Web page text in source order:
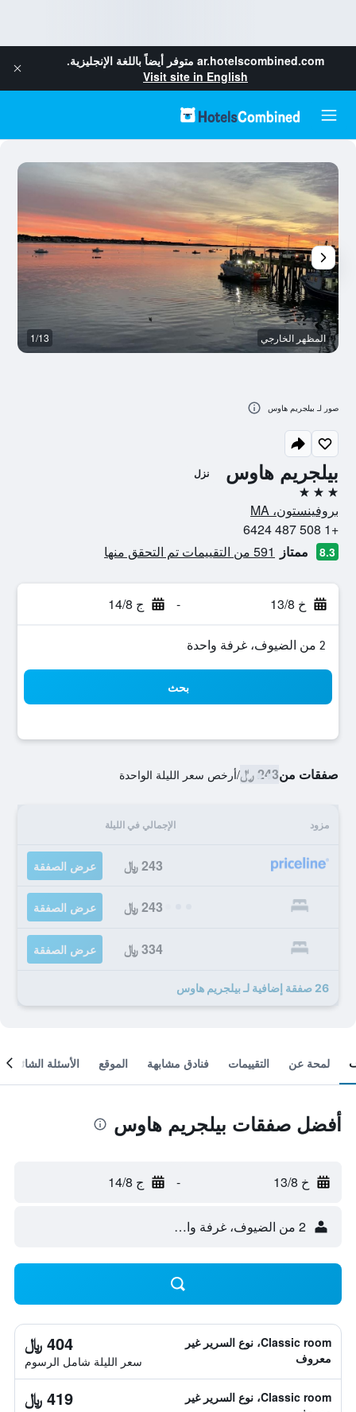
ar.hotelscombined.com متوفر أيضاً باللغة الإنجليزية.
Visit site in English
بيلجريم هاوس نزل
3 نجوم
بروفينستون، MA
+1 508 487 6424
8.3 ممتاز 591 من التقييمات تم التحقق منها
خ 13/8 - ج 14/8
2 من الضيوف، غرفة واحدة
بحث
صفقات من243 ﷼ /أرخص سعر الليلة الواحدة
مزود الإجمالي في الليلة
243 ﷼ عرض الصفقة
243 ﷼ عرض الصفقة
334 ﷼ عرض الصفقة
26 صفقة إضافية لـ بيلجريم هاوس
المظهر الخارجي 1/13
صور لـ بيلجريم هاوس
لمحة عن التقييمات فنادق مشابهة الموقع الأسئلة الشائعة
أفضل صفقات بيلجريم هاوس
خ 13/8 - ج 14/8
2 من الضيوف، غرفة واحدة
Classic room، نوع السرير غير
معروف
404 ﷼
سعر الليلة شامل الرسوم
Classic room، نوع السرير غير
419 ﷼